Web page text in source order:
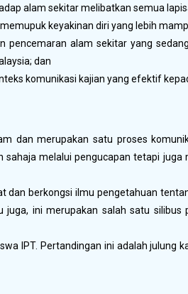
alam sekitar melibatkan semua
keyakinan diri yang lebih
pencemaran alam sekitar yang
dan
komunikasi kajian yang efektif
dan merupakan satu proses
melalui pengucapan tetapi juga
berkongsi ilmu pengetahuan
ini merupakan salah satu silibus
IPT. Pertandingan ini adalah julung